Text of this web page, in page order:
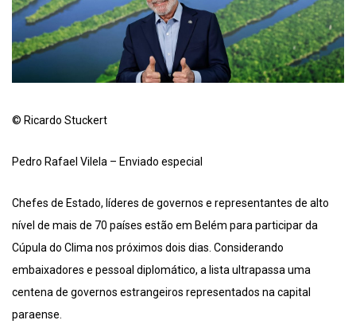
© Ricardo Stuckert
Pedro Rafael Vilela – Enviado especial
Chefes de Estado, líderes de governos e representantes de alto
nível de mais de 70 países estão em Belém para participar da
Cúpula do Clima nos próximos dois dias. Considerando
embaixadores e pessoal diplomático, a lista ultrapassa uma
centena de governos estrangeiros representados na capital
paraense.